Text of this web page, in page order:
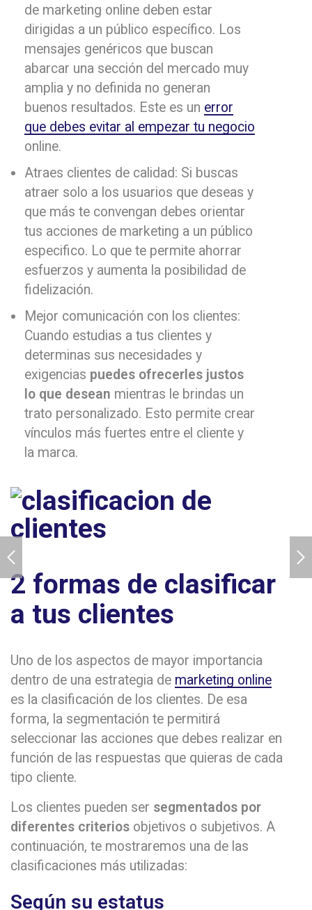
de marketing online deben estar
dirigidas a un público específico. Los
mensajes genéricos que buscan
abarcar una sección del mercado muy
amplia y no definida no generan
buenos resultados. Este es un error
que debes evitar al empezar tu negocio
online.
Atraes clientes de calidad: Si buscas
atraer solo a los usuarios que deseas y
que más te convengan debes orientar
tus acciones de marketing a un público
especifico. Lo que te permite ahorrar
esfuerzos y aumenta la posibilidad de
fidelización.
Mejor comunicación con los clientes:
Cuando estudias a tus clientes y
determinas sus necesidades y
exigencias puedes ofrecerles justos
lo que desean mientras le brindas un
trato personalizado. Esto permite crear
vínculos más fuertes entre el cliente y
la marca.
2 formas de clasificar
a tus clientes
Uno de los aspectos de mayor importancia
dentro de una estrategia de marketing online
es la clasificación de los clientes. De esa
forma, la segmentación te permitirá
seleccionar las acciones que debes realizar en
función de las respuestas que quieras de cada
tipo cliente.
Los clientes pueden ser segmentados por
diferentes criterios objetivos o subjetivos. A
continuación, te mostraremos una de las
clasificaciones más utilizadas:
Según su estatus